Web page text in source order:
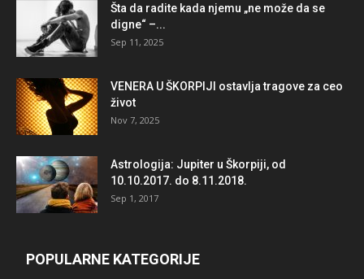
Šta da radite kada njemu „ne može da se
digne“ –...
Sep 11, 2025
VENERA U ŠKORPIJI ostavlja tragove za ceo
život
Nov 7, 2025
Astrologija: Jupiter u Škorpiji, od
10.10.2017. do 8.11.2018.
Sep 1, 2017
POPULARNE KATEGORIJE